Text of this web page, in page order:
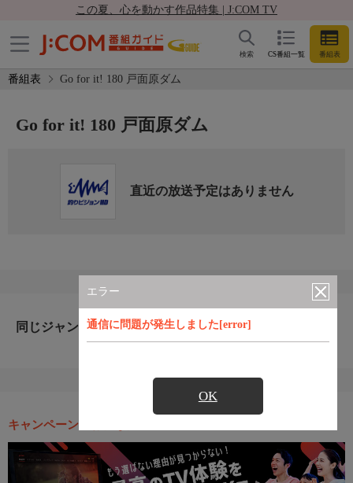
この夏、心を動かす作品特集 | J:COM TV
CS番組一覧 番組表
検索
番組表 Go for it! 180 戸面原ダム
エラー
通信に問題が発生しました[error]
OK
Go for it! 180 戸面原ダム
直近の放送予定はありません
同じジャンルのおすすめ番組
キャンペーン・お得な情報